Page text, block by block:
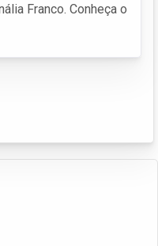
Franco. Conheça o